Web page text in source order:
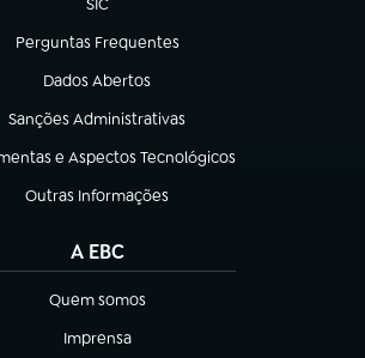
SIC
(abre em nova aba)
Perguntas Frequentes
(abre em nova aba)
Dados Abertos
(abre em nova aba)
Sanções Administrativas
(abre em nova aba)
e Aspectos Tecnológicos
nova aba)
Outras Informações
(abre em nova aba)
A EBC
Quem somos
(abre em nova aba)
Imprensa
(abre em nova aba)